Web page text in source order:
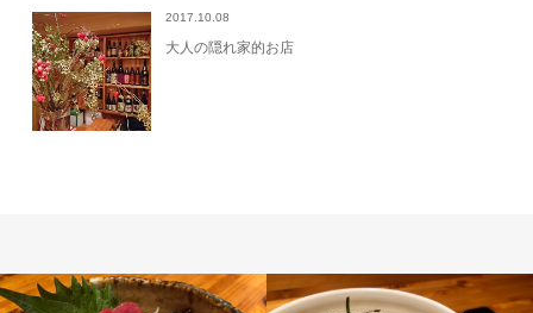
2017.10.08
大人の隠れ家的お店